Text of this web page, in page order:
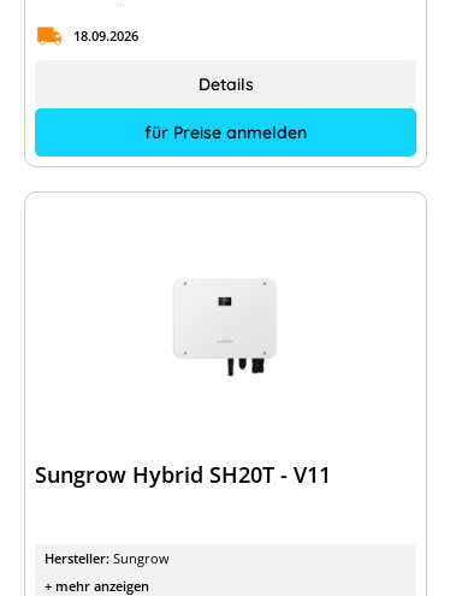
18.09.2026
für Preise anmelden
Details
Sungrow Hybrid SH20T - V11
Hersteller: Sungrow
+ mehr anzeigen